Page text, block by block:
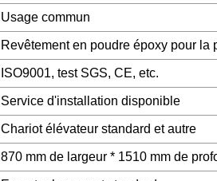
Usage commun
Revêtement en poudre époxy pour la
ISO9001, test SGS, CE, etc.
Service d'installation disponible
Chariot élévateur standard et autre
870 mm de largeur * 1510 mm de